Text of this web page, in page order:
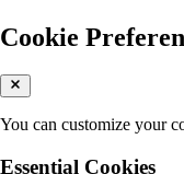
Cookie
You can customize your
Essential Cookies